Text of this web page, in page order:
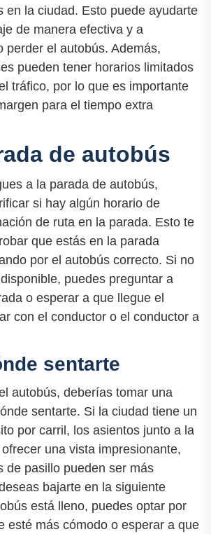
en la ciudad. Esto puede ayudarte
de manera efectiva y a
perder el autobús. Además,
pueden tener horarios limitados
tráfico, por lo que es importante
para el tiempo extra
de autobús
a la parada de autobús,
si hay algún horario de
de ruta en la parada. Esto te
que estás en la parada
por el autobús correcto. Si no
puedes preguntar a
o esperar a que llegue el
con el conductor o el conductor a
sentarte
autobús, deberías tomar una
sentarte. Si la ciudad tiene un
por carril, los asientos junto a la
una vista impresionante,
de pasillo pueden ser más
bajarte en la siguiente
está lleno, puedes optar por
esté más cómodo o esperar a que